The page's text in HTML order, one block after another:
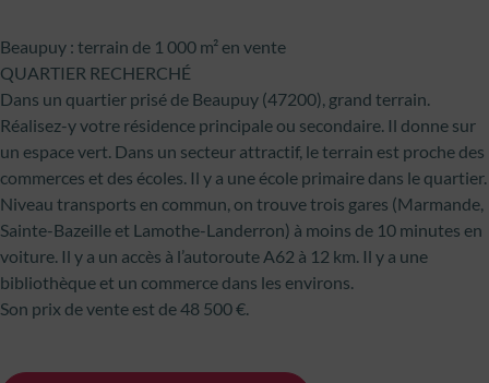
Beaupuy : terrain de 1 000 m² en vente
QUARTIER RECHERCHÉ
Dans un quartier prisé de Beaupuy (47200), grand terrain.
Réalisez-y votre résidence principale ou secondaire. Il donne sur
un espace vert. Dans un secteur attractif, le terrain est proche des
commerces et des écoles. Il y a une école primaire dans le quartier.
Niveau transports en commun, on trouve trois gares (Marmande,
Sainte-Bazeille et Lamothe-Landerron) à moins de 10 minutes en
voiture. Il y a un accès à l’autoroute A62 à 12 km. Il y a une
bibliothèque et un commerce dans les environs.
Son prix de vente est de 48 500 €.